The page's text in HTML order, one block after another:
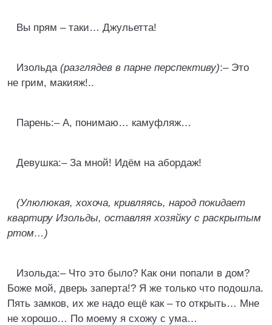
Вы прям – таки… Джульетта!
Изольда (разглядев в парне перспективу):– Это
не грим, макияж!..
Парень:– А, понимаю… камуфляж…
Девушка:– За мной! Идём на абордаж!
(Улюлюкая, хохоча, кривляясь, народ покидает
квартиру Изольды, оставляя хозяйку с раскрытым
ртом…)
Изольда:– Что это было? Как они попали в дом?
Боже мой, дверь заперта!? Я же только что подошла.
Пять замков, их же надо ещё как – то открыть… Мне
не хорошо… По моему я схожу с ума…